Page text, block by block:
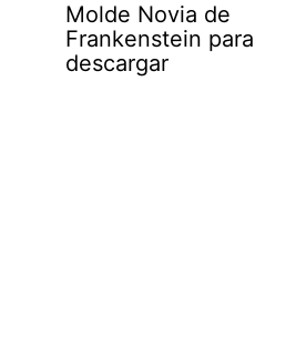
Molde Novia de
Frankenstein para
descargar